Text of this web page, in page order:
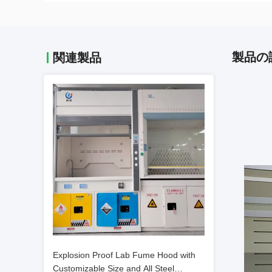
関連製品
Explosion Proof Lab Fume Hood with
Customizable Size and All Steel
製品の